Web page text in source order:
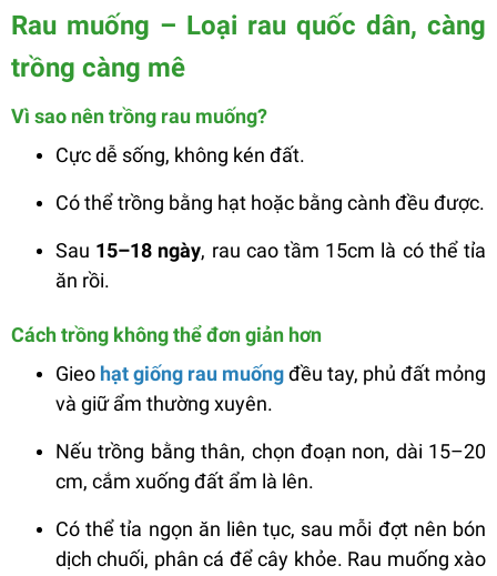
Rau muống – Loại rau quốc dân, càng
trồng càng mê
Vì sao nên trồng rau muống?
Cực dễ sống, không kén đất.
Có thể trồng bằng hạt hoặc bằng cành đều được.
Sau 15–18 ngày, rau cao tầm 15cm là có thể tỉa
ăn rồi.
Cách trồng không thể đơn giản hơn
Gieo hạt giống rau muốngđều tay, phủ đất mỏng
và giữ ẩm thường xuyên.
Nếu trồng bằng thân, chọn đoạn non, dài 15–20
cm, cắm xuống đất ẩm là lên.
Có thể tỉa ngọn ăn liên tục, sau mỗi đợt nên bón
dịch chuối, phân cá để cây khỏe. Rau muống xào